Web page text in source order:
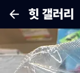
힛 갤러리